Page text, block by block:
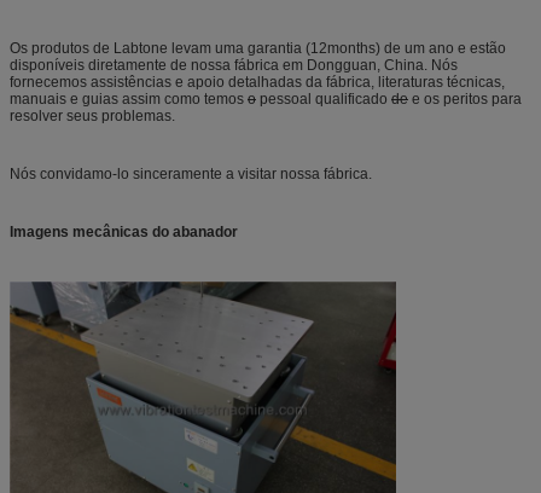
Os produtos de Labtone levam uma garantia (12months) de um ano e estão
disponíveis diretamente de nossa fábrica em Dongguan, China. Nós
fornecemos assistências e apoio detalhadas da fábrica, literaturas técnicas,
manuais e guias assim como temos o pessoal qualificado de e os peritos para
resolver seus problemas.
Nós convidamo-lo sinceramente a visitar nossa fábrica.
Imagens mecânicas do abanador